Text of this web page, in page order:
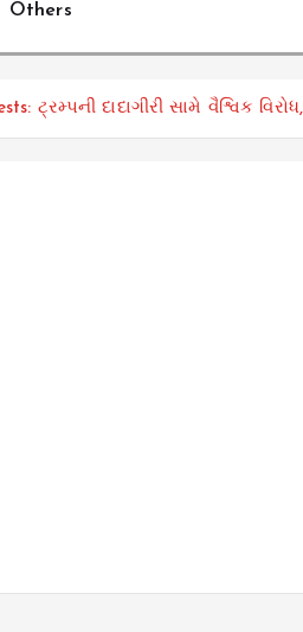
Others
ટ્રમ્પની દાદાગીરી સામે વૈશ્વિક